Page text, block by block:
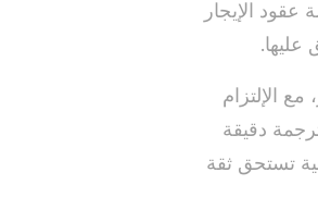
عقود الإيجار
عليها.
الإلتزام
دقيقة
تستحق ثقة